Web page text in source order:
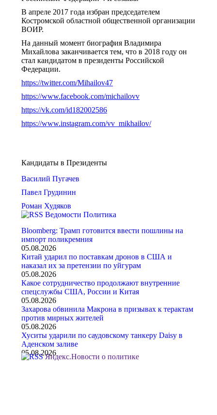
В апреле 2017 года избран председателем
Костромской областной общественной организации
ВОИР.
На данный момент биография Владимира
Михайлова заканчивается тем, что в 2018 году он
стал кандидатом в президенты Российской
Федерации.
https://twitter.com/Mihailov47
https://www.facebook.com/michailovv
https://vk.com/id182002586
https://www.instagram.com/vv_mikhailov/
Кандидаты в Президенты
Василий Пугачев
Павел Грудинин
Роман Худяков
Ведомости Политика
Bloomberg: Трамп готовится ввести пошлины на
импорт поликремния
05.08.2026
Китай ударил по поставкам дронов в США и
наказал их за претензии по уйгурам
05.08.2026
Какое сотрудничество продолжают внутренние
спецслужбы США, России и Китая
05.08.2026
Захарова обвинила Макрона в призывах к терактам
против мирных жителей
05.08.2026
Хуситы ударили по саудовскому танкеру Daisy в
Аденском заливе
05.08.2026Яндекс.Новости о политике